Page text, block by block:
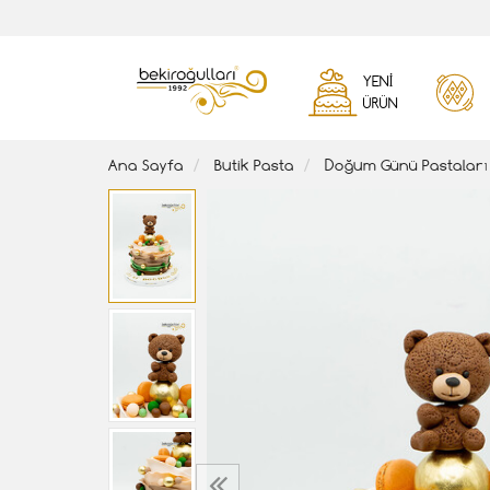
YENI
ÜRÜN
Ana Sayfa Butik Pasta Doğum Günü Pastaları